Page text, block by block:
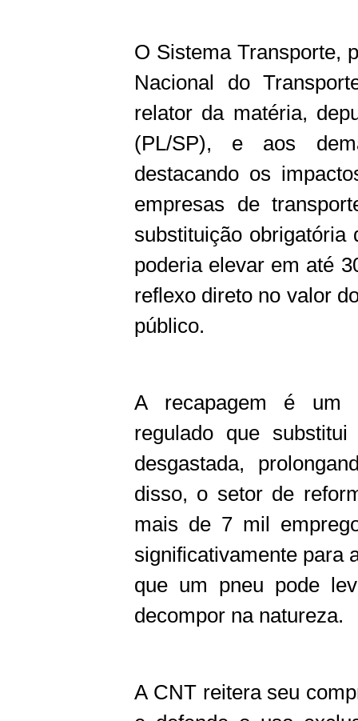
O Sistema Transporte,
Nacional do
relator da matéria,
(PL/SP), e aos
destacando os
empresas de
substituição obrigatória
poderia elevar em até
reflexo direto no valor
público.
A recapagem é um
regulado que
desgastada,
disso, o setor de
mais de 7 mil
significativamente para
que um pneu pode
decompor na natureza.
A CNT reitera seu